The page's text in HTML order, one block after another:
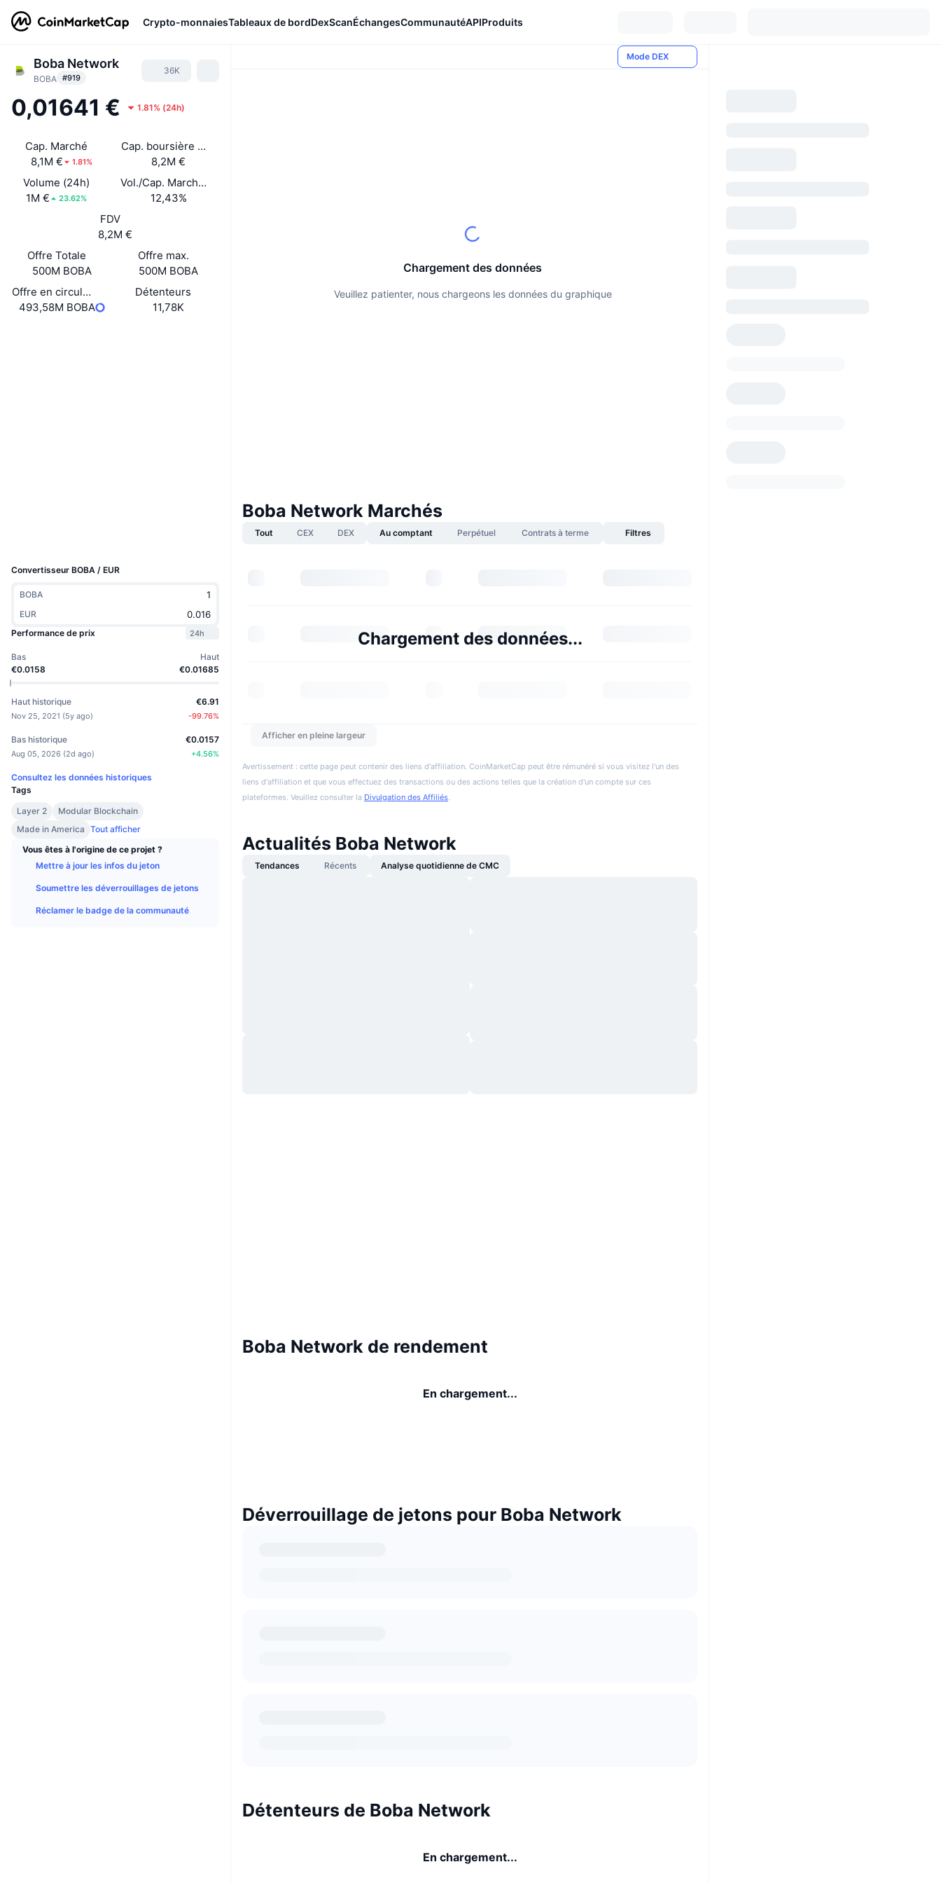
Crypto-monnaiesTableaux de bordDexScanÉchangesCommunautéAPIProduits
Boba Network
BOBA #919
36K
0,01641 € 1.81% (24h)
Cap. Marché
8,1M €
1.81%
Cap. boursière déverrouillée
8,2M €
Volume (24h)
1M €
23.62%
Vol./Cap. Marché (24 h)
12,43%
FDV
8,2M €
Offre Totale
500M BOBA
Offre max.
500M BOBA
Offre en circulation
493,58M BOBA
Détenteurs
11,78K
Convertisseur BOBA / EUR
BOBA
EUR
Performance de prix
24h
Bas
€0.0158
Haut
€0.01685
Haut historique
Nov 25, 2021 (5y ago)
€6.91
-99.76%
Bas historique
Aug 05, 2026 (2d ago)
€0.0157
+4.56%
Consultez les données historiques
Tags
Layer 2
Modular Blockchain
Made in America Tout afficher
Vous êtes à l'origine de ce projet ?
Mettre à jour les infos du jeton
Soumettre les déverrouillages de jetons
Réclamer le badge de la communauté
Mode DEX
Chargement des données
Veuillez patienter, nous chargeons les données du graphique
Boba Network Marchés
Tout CEX DEX Au comptant Perpétuel Contrats à terme Filtres
Chargement des données...
Afficher en pleine largeur
Avertissement : cette page peut contenir des liens d'affiliation. CoinMarketCap peut être rémunéré si vous visitez l'un des
liens d'affiliation et que vous effectuez des transactions ou des actions telles que la création d'un compte sur ces
plateformes. Veuillez consulter la Divulgation des Affiliés.
Actualités Boba Network
Tendances Récents Analyse quotidienne de CMC
Boba Network de rendement
En chargement...
Déverrouillage de jetons pour Boba Network
Détenteurs de Boba Network
En chargement...